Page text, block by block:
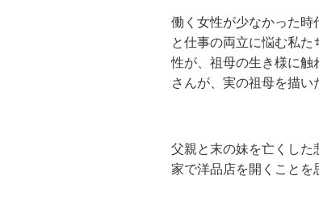
働く女性が少なかった時
と仕事の両立に悩む私
性が、祖母の生き様に触
さんが、実の祖母を描い
父親と末の妹を亡くした
家で洋品店を開くことを